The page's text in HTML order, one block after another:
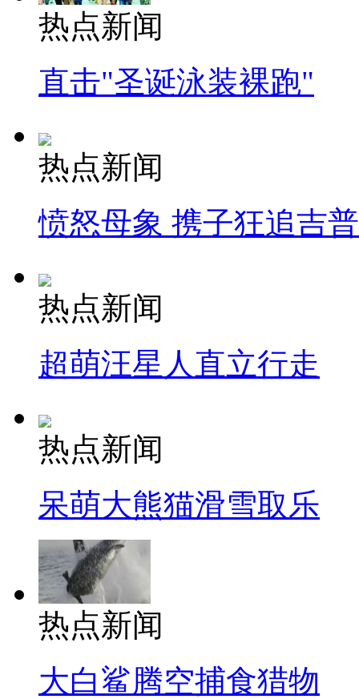
热点新闻
直击"圣诞泳装裸跑"
热点新闻
愤怒母象 携子狂追吉
热点新闻
超萌汪星人直立行走
热点新闻
呆萌大熊猫滑雪取乐
热点新闻
大白鲨腾空捕食猎物